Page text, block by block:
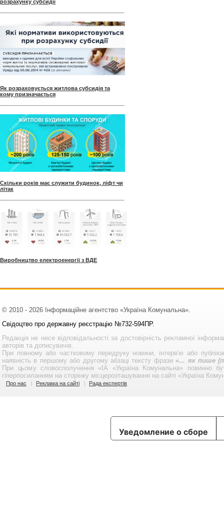
розрахунку субсидії
Як розраховується житлова субсидія та
кому призначається
Скільки років має служити будинок, ліфт чи
літак
Виробництво електроенергії з ВДЕ
© 2010 - 2026 Інформаційне агентство «Україна Комунальна».
Свідоцтво про державну реєстрацію №732-594ПР.
Редакція не несе відповідальності за достовірність рекламної
авторів та дописувачів.
При повному або частковому передруку новини, інтерв'ю або
наявність в першому або другому абзаці тексту фрази«... як пише
При цьому словосполучення «ІА «Україна Комунальна» повинно
гіперпосиланням на сторінку місцерозташування на сайті «Україна
Про нас Реклама на сайті Рада експертів
Уведомление о сборе